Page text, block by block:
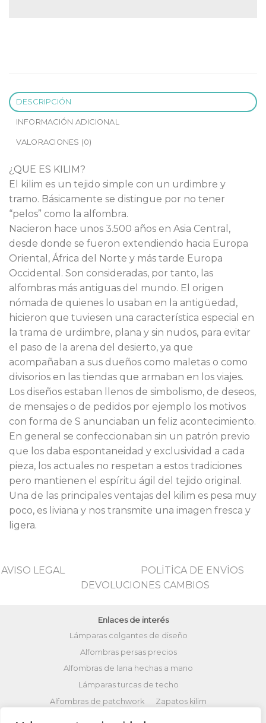
DESCRIPCIÓN
INFORMACIÓN ADICIONAL
VALORACIONES (0)
¿QUE ES KILIM?
El kilim es un tejido simple con un urdimbre y
tramo. Básicamente se distingue por no tener
“pelos” como la alfombra.
Nacieron hace unos 3.500 años en Asia Central,
desde donde se fueron extendiendo hacia Europa
Oriental, África del Norte y más tarde Europa
Occidental. Son consideradas, por tanto, las
alfombras más antiguas del mundo. El origen
nómada de quienes lo usaban en la antigüedad,
hicieron que tuviesen una característica especial en
la trama de urdimbre, plana y sin nudos, para evitar
el paso de la arena del desierto, ya que
acompañaban a sus dueños como maletas o como
divisorios en las tiendas que armaban en los viajes.
Los diseños estaban llenos de simbolismo, de deseos,
de mensajes o de pedidos por ejemplo los motivos
con forma de S anunciaban un feliz acontecimiento.
En general se confeccionaban sin un patrón previo
que los daba espontaneidad y exclusividad a cada
pieza, los actuales no respetan a estos tradiciones
pero mantienen el espíritu ágil del tejido original.
Una de las principales ventajas del kilim es pesa muy
poco, es liviana y nos transmite una imagen fresca y
ligera.
AVISO LEGAL
POLİTİCA DE ENVİOS
DEVOLUCIONES CAMBIOS
Enlaces de interés
Lámparas colgantes de diseño
Alfombras persas precios
Alfombras de lana hechas a mano
Lámparas turcas de techo
Alfombras de patchwork
Zapatos kilim